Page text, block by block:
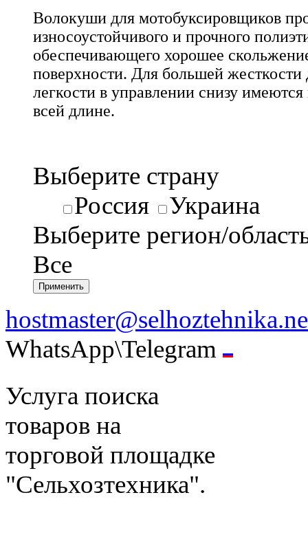
Волокуши для мотобуксировщиков
износоустойчивого и прочного
обеспечивающего хорошее
поверхности. Для большей
легкости в управлении снизу
всей длине.
Выберите страну
Россия
Украина
Выберите регион/
Все
WhatsApp\Telegram
Услуга поиска
товаров на
торговой площадке
"Сельхозтехника".